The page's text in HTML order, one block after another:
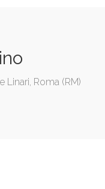
Linari, Roma (RM)